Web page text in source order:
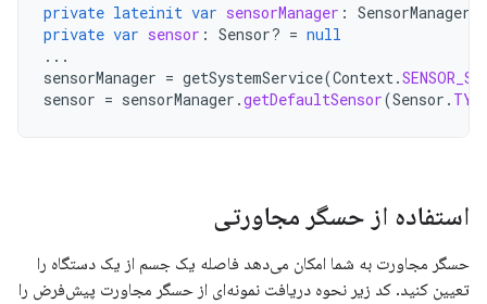
private lateinit var sensorManager : SensorManager
private var sensor : Sensor? = null
...
sensorManager = getSystemService(Context.
sensor = sensorManager .getDefaultSensor(Sensor .
استفاده از حسگر مجاورتی
حسگر مجاورت به شما امکان می‌دهد فاصله یک جسم از یک دستگاه را
تعیین کنید. کد زیر نحوه دریافت نمونه‌ای از حسگر مجاورت پیش‌فرض را